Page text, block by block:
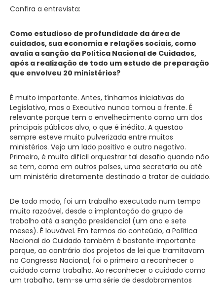
Confira a entrevista:
Como estudioso de profundidade da área de
cuidados, sua economia e relações sociais, como
avalia a sanção da Política Nacional de Cuidados,
após a realização de todo um estudo de preparação
que envolveu 20 ministérios?
É muito importante. Antes, tínhamos iniciativas do
Legislativo, mas o Executivo nunca tomou a frente. É
relevante porque tem o envelhecimento como um dos
principais públicos alvo, o que é inédito. A questão
sempre esteve muito pulverizada entre muitos
ministérios. Vejo um lado positivo e outro negativo.
Primeiro, é muito difícil orquestrar tal desafio quando não
se tem, como em outros países, uma secretaria ou até
um ministério diretamente destinado a tratar de cuidado.
De todo modo, foi um trabalho executado num tempo
muito razoável, desde a implantação do grupo de
trabalho até a sanção presidencial (um ano e sete
meses). É louvável. Em termos do conteúdo, a Política
Nacional do Cuidado também é bastante importante
porque, ao contrário dos projetos de lei que tramitavam
no Congresso Nacional, foi o primeiro a reconhecer o
cuidado como trabalho. Ao reconhecer o cuidado como
um trabalho, tem-se uma série de desdobramentos